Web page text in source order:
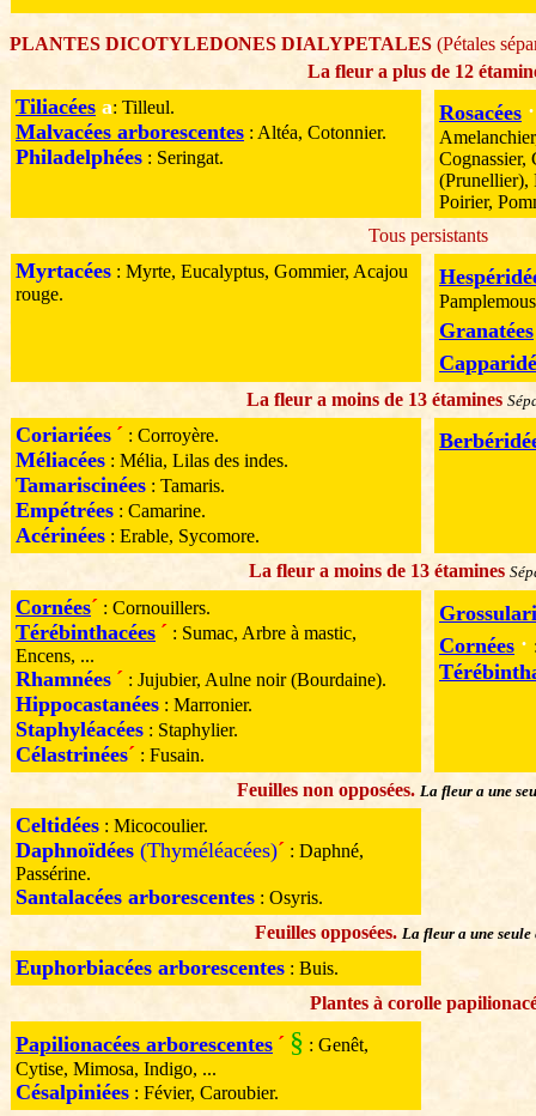
PLANTES DICOTYLEDONES DIALYPETALES (Pétales
La fleur a plus de 12
Tiliacées a: Tilleul.
Malvacées arborescentes : Altéa, Cotonnier.
Philadelphées : Seringat.
Rosacées ·
Cognassier,
(Prunellier),
Poirier,
Tous persistants
Myrtacées : Myrte, Eucalyptus, Gommier, Acajou
rouge.
Granatées
La fleur a moins de 13 étamines
Coriariées ´ : Corroyère.
Méliacées : Mélia, Lilas des indes.
Tamariscinées : Tamaris.
Empétrées : Camarine.
Acérinées : Erable, Sycomore.
La fleur a moins de 13 étamines
Cornées´ : Cornouillers.
Térébinthacées ´ : Sumac, Arbre à mastic,
Encens, ...
Rhamnées ´ : Jujubier, Aulne noir (Bourdaine).
Hippocastanées : Marronier.
Staphyléacées : Staphylier.
Célastrinées´ : Fusain.
Cornées ·
Feuilles non opposées. La fleur a une
Celtidées : Micocoulier.
Daphnoïdées (Thyméléacées)´ : Daphné,
Passérine.
Santalacées arborescentes : Osyris.
Feuilles opposées. La fleur a une seule
Euphorbiacées arborescentes : Buis.
Plantes à corolle
Papilionacées arborescentes ´ § : Genêt,
Cytise, Mimosa, Indigo, ...
Césalpiniées : Févier, Caroubier.